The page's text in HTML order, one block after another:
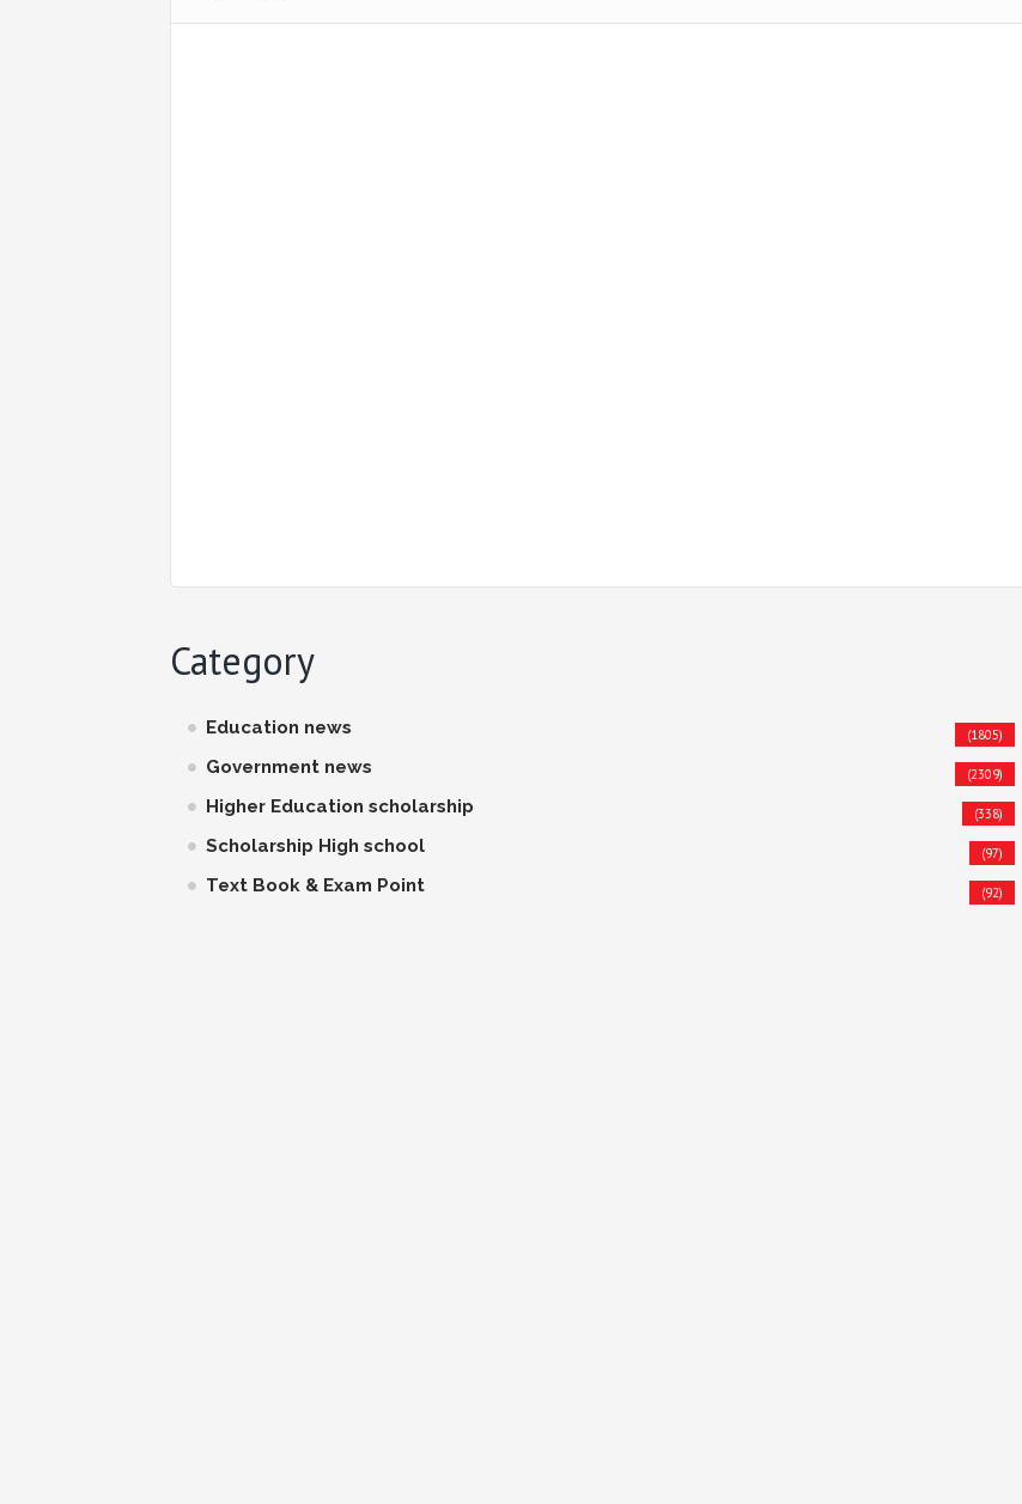
Category
Education news (1805)
Government news (2309)
Higher Education scholarship (338)
Scholarship High school (97)
Text Book & Exam Point (92)